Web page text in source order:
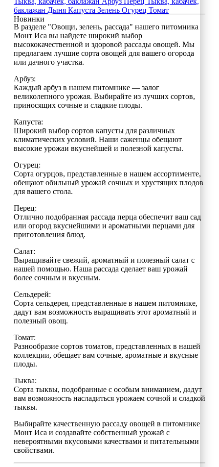
баклажан Дыня Капуста Зелень Огурец Томат
Новинки
В разделе "Овощи, зелень, рассада" нашего питомника
Монт Иса вы найдете широкий выбор
высококачественной и здоровой рассады овощей. Мы
предлагаем лучшие сорта овощей для вашего огорода
или дачного участка.
Арбуз:
Каждый арбуз в нашем питомнике — залог
великолепного урожая. Выбирайте из лучших сортов,
приносящих сочные и сладкие плоды.
Капуста:
Широкий выбор сортов капусты для различных
климатических условий. Наши саженцы обещают
высокие урожаи вкуснейшей и полезной капусты.
Огурец:
Сорта огурцов, представленные в нашем ассортименте,
обещают обильный урожай сочных и хрустящих плодов
для вашего стола.
Перец:
Отлично подобранная рассада перца обеспечит ваш сад
или огород вкуснейшими и ароматными перцами для
приготовления блюд.
Салат:
Выращивайте свежий, ароматный и полезный салат с
нашей помощью. Наша рассада сделает ваш урожай
более сочным и вкусным.
Сельдерей:
Сорта сельдерея, представленные в нашем питомнике,
дадут вам возможность выращивать этот ароматный и
полезный овощ.
Томат:
Разнообразие сортов томатов, представленных в нашей
коллекции, обещает вам сочные, ароматные и вкусные
плоды.
Тыква:
Сорта тыквы, подобранные с особым вниманием, дадут
вам возможность насладиться урожаем сочной и сладкой
тыквы.
Выбирайте качественную рассаду овощей в питомнике
Монт Иса и создавайте собственный урожай с
невероятными вкусовыми качествами и питательными
свойствами.